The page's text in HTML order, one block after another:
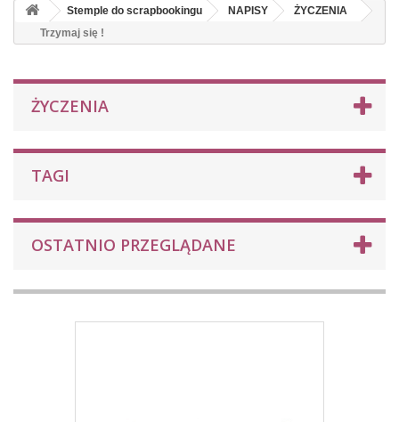
Stemple do scrapbookingu NAPISY
ŻYCZENIA
Trzymaj się !
ŻYCZENIA
TAGI
OSTATNIO PRZEGLĄDANE